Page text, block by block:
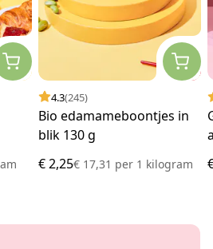
4.3(245)
Bio edamameboontjes in
blik 130 g
€ 2,25€ 17,31 per1 kilogram